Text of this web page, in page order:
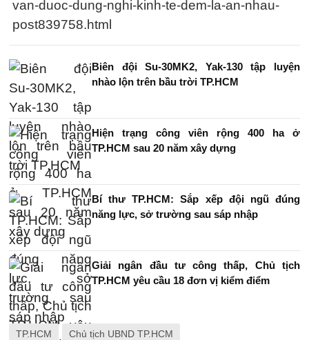
van-duoc-dung-nghi-kinh-te-dem-la-an-nhau-
post839758.html
Biên đội Su-30MK2, Yak-130 tập luyện
nhào lộn trên bầu trời TP.HCM
Hiện trạng công viên rộng 400 ha ở
TP.HCM sau 20 năm xây dựng
Bí thư TP.HCM: Sắp xếp đội ngũ đúng
năng lực, sở trường sau sáp nhập
Giải ngân đầu tư công thấp, Chủ tịch
TP.HCM yêu cầu 18 đơn vị kiểm điểm
TP.HCM Chủ tịch UBND TP.HCM